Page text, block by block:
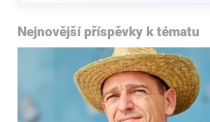
Nejnovější příspěvky k tématu